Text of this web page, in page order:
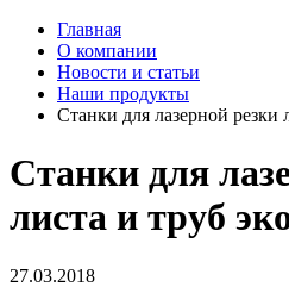
Главная
О компании
Новости и статьи
Наши продукты
Станки для лазерной резки
Станки для
листа и труб
27.03.2018